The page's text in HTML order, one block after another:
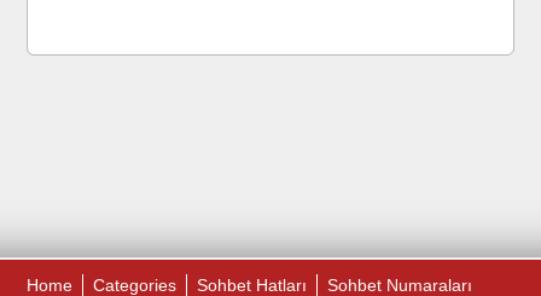
Home Categories Sohbet Hatları Sohbet Numaraları